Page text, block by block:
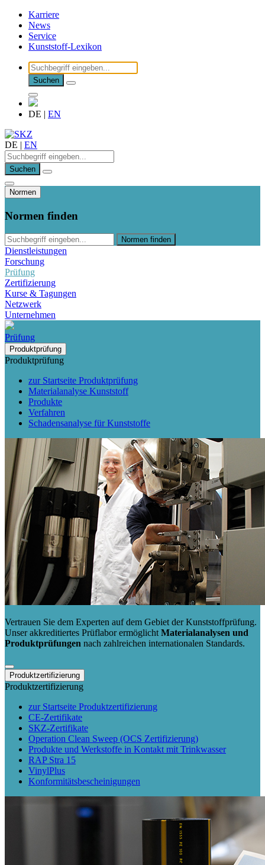
Karriere
News
Service
Kunststoff-Lexikon
Suchen
DE | EN
DE | EN
Suchen
Normen
Normen finden
Normen finden
Dienstleistungen
Forschung
Prüfung
Zertifizierung
Kurse & Tagungen
Netzwerk
Unternehmen
Prüfung
Produktprüfung
Produktprüfung
zur Startseite Produktprüfung
Materialanalyse Kunststoff
Produkte
Verfahren
Schadensanalyse für Kunststoffe
Vertrauen Sie dem Experten auf dem Gebiet der Kunststoffprüfung.
Unser akkreditiertes Prüflabor ermöglichtMaterialanalysen und
Produktprüfungen nach zahlreichen internationalen Standards.
Produktzertifizierung
Produktzertifizierung
zur Startseite Produktzertifizierung
CE-Zertifikate
SKZ-Zertifikate
Operation Clean Sweep (OCS Zertifizierung)
Produkte und Werkstoffe in Kontakt mit Trinkwasser
RAP Stra 15
VinylPlus
Konformitätsbescheinigungen